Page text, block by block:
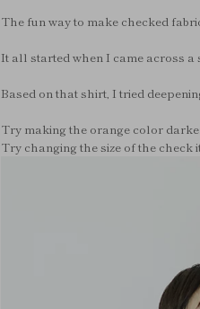
The fun way to make checked
It all started when I came across a
Based on that shirt, I tried
Try making the orange color
Try changing the size of the check